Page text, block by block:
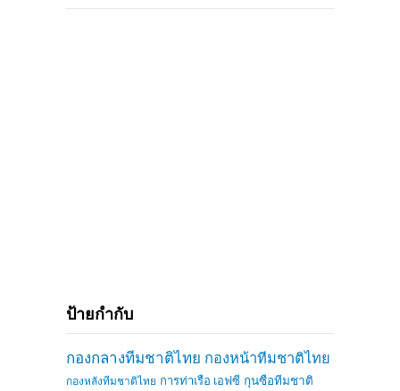
ป้ายกำกับ
กองกลางทีมชาติไทย กองหน้าทีมชาติไทย
กองหลังทีมชาติไทย การท่าเรือ เอฟซี กุนซือทีมชาติ